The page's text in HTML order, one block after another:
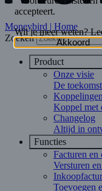
Moneybird | Home
Zoeken
Product
Onze visie
De
Koppelingen
Koppel met
Changelog
Altijd in
Functies
Facturen en
Versturen
Toevoegen